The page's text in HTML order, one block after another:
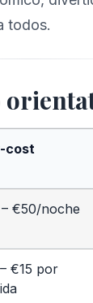
todos.
cost
€50/noche
€15 por